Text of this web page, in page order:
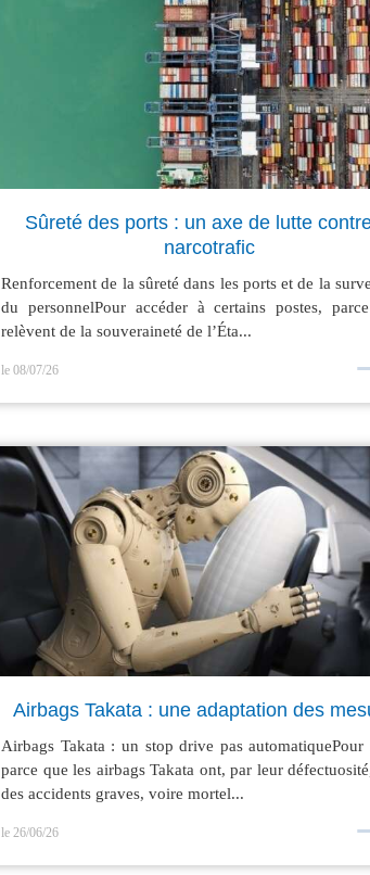
Sûreté des ports : un axe de lutte
narcotrafic
Renforcement de la sûreté dans les ports et de la
du personnelPour accéder à certains postes,
relèvent de la souveraineté de l’Éta...
le 08/07/26
Airbags Takata : une adaptation des
Airbags Takata : un stop drive pas automatiquePour
parce que les airbags Takata ont, par leur
des accidents graves, voire mortel...
le 26/06/26